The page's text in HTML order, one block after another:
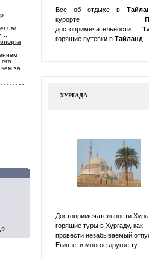
,
...
его
за
Все об отдыхе в
курорте
достопримечательности
горящие путевки в Тайланд
ХУРГАДА
Достопримечательности
горящие туры в Хургаду, как
провести незабываемый
Египте, и многое другое тут...